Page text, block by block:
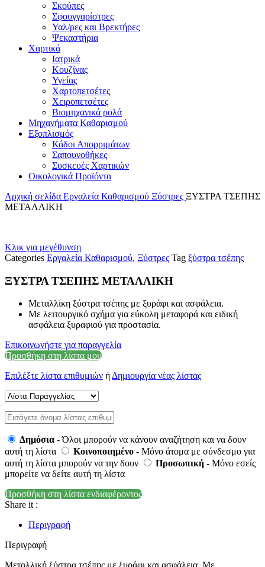
Σκούπες
Σφουγγαρίστρες
Υαλ/ρες και Βρεκτήρες
Ψεκαστήρια
Χαρτικά
Ιατρικά
Κουζίνας
Υγείας
Χαρτοπετσέτες
Χειροπετσέτες
Βιομηχανικά ρολά
Μηχανήματα Καθαρισμού
Εξοπλισμός
Κάδοι Απορριμάτων
Σαπουνοθήκες
Συσκευές Χαρτικών
Οικολογικά Προϊόντα
Αρχική σελίδα Εργαλεία Καθαρισμού Ξύστρες ΞΥΣΤΡΑ ΤΣΕΠΗΣ
ΜΕΤΑΛΛΙΚΗ
Κλικ για μεγέθυνση
Categories Εργαλεία Καθαρισμού, Ξύστρες Tag ξύστρα τσέπης
ΞΥΣΤΡΑ ΤΣΕΠΗΣ ΜΕΤΑΛΛΙΚΗ
Μεταλλίκη ξύστρα τσέπης με ξυράφι και ασφάλεια.
Με λειτουργικό σχήμα για εύκολη μεταφορά και ειδική
ασφάλεια ξυραφιού για προστασία.
Επικοινωνήστε για παραγγελία
Προσθήκη στη λίστα μου
Επιλέξτε λίστα επιθυμιών ή Δημιουργία νέας λίστας
Δημόσια - Όλοι μπορούν να κάνουν αναζήτηση και να δουν
αυτή τη λίστα
Κοινοποιημένο - Μόνο άτομα με σύνδεσμο για
αυτή τη λίστα μπορούν να την δουν
Προσωπική - Μόνο εσείς
μπορείτε να δείτε αυτή τη λίστα
Προσθήκη στη λίστα ενδιαφέροντος
Share it :
Περιγραφή
Περιγραφή